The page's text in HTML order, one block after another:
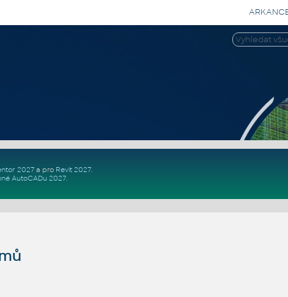
2027a pro Revit 2027.
AutoCADu 2027.